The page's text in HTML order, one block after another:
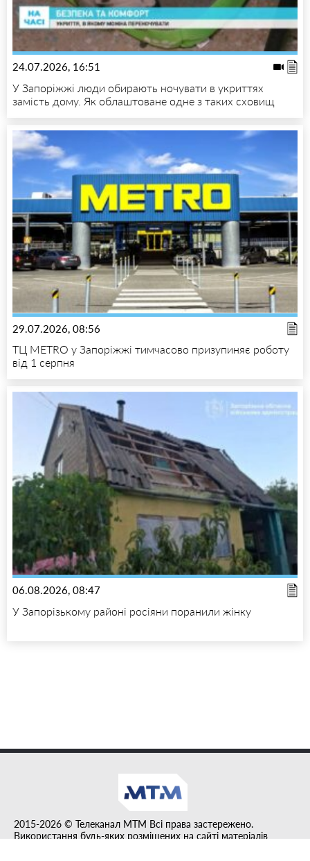
24.07.2026, 16:51
У Запоріжжі люди обирають ночувати в укриттях
замість дому. Як облаштоване одне з таких сховищ
29.07.2026, 08:56
ТЦ METRO у Запоріжжі тимчасово призупиняє роботу
від 1 серпня
06.08.2026, 08:47
У Запорізькому районі росіяни поранили жінку
2015-2026 © Телеканал MTM Всі права застережено.
Використання будь-яких розміщених на сайті матеріалів